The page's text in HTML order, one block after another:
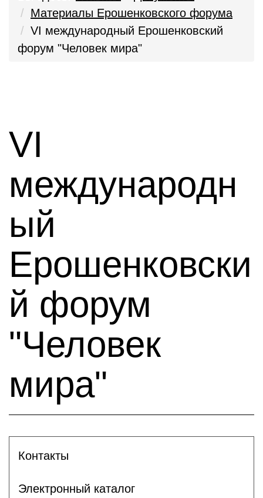
Материалы Ерошенковского форума
VI международный Ерошенковский
форум "Человек мира"
VI
международн
ый
Ерошенковски
й форум
"Человек
мира"
Контакты
Электронный каталог